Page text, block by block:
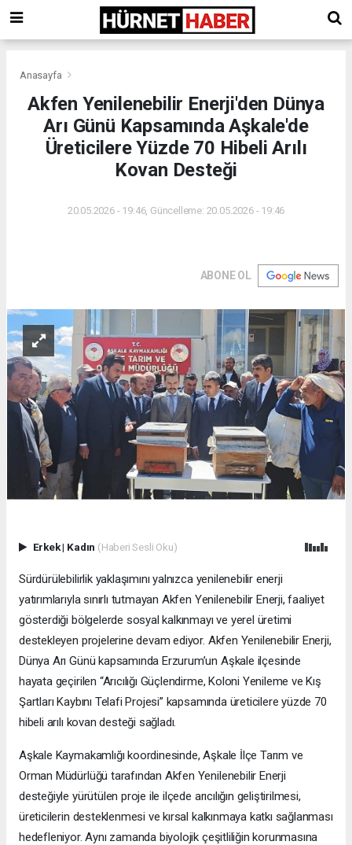
Anasayfa
Akfen Yenilenebilir Enerji'den Dünya
Arı Günü Kapsamında Aşkale'de
Üreticilere Yüzde 70 Hibeli Arılı
Kovan Desteği
20.05.2026 - 19:46, Güncelleme: 20.05.2026 - 19:46
ABONE OL
Erkek| Kadın (Haberi Sesli Oku)
Sürdürülebilirlik yaklaşımını yalnızca yenilenebilir enerji
yatırımlarıyla sınırlı tutmayan Akfen Yenilenebilir Enerji, faaliyet
gösterdiği bölgelerde sosyal kalkınmayı ve yerel üretimi
destekleyen projelerine devam ediyor. Akfen Yenilenebilir Enerji,
Dünya Arı Günü kapsamında Erzurum’un Aşkale ilçesinde
hayata geçirilen “Arıcılığı Güçlendirme, Koloni Yenileme ve Kış
Şartları Kaybını Telafi Projesi” kapsamında üreticilere yüzde 70
hibeli arılı kovan desteği sağladı.
Aşkale Kaymakamlığı koordinesinde, Aşkale İlçe Tarım ve
Orman Müdürlüğü tarafından Akfen Yenilenebilir Enerji
desteğiyle yürütülen proje ile ilçede arıcılığın geliştirilmesi,
üreticilerin desteklenmesi ve kırsal kalkınmaya katkı sağlanması
hedefleniyor. Aynı zamanda biyolojik çeşitliliğin korunmasına